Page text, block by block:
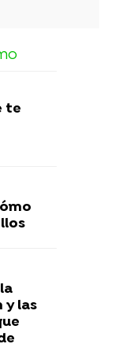
te
y las